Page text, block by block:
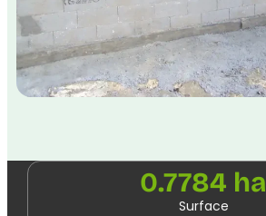
0.7784 ha
Surface